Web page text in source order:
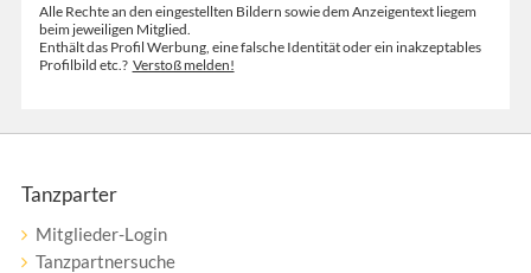
Alle Rechte an den eingestellten Bildern sowie dem Anzeigentext liegem
beim jeweiligen Mitglied.
Enthält das Profil Werbung, eine falsche Identität oder ein inakzeptables
Profilbild etc.? Verstoß melden!
Tanzparter
Mitglieder-Login
Tanzpartnersuche